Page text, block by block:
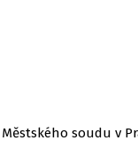
soudu v